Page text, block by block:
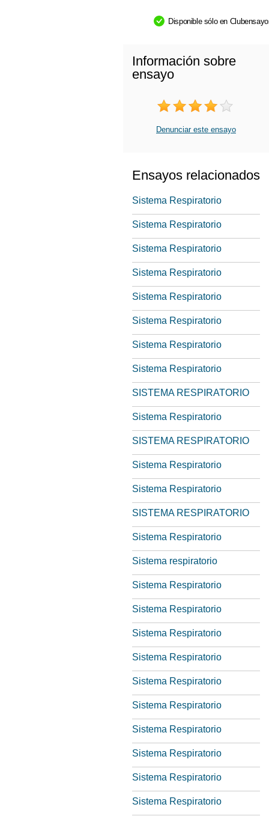
Disponible sólo en
Información sobre
ensayo
Denunciar este ensayo
Ensayos relacionados
Sistema Respiratorio
Sistema Respiratorio
Sistema Respiratorio
Sistema Respiratorio
Sistema Respiratorio
Sistema Respiratorio
Sistema Respiratorio
Sistema Respiratorio
SISTEMA RESPIRATORIO
Sistema Respiratorio
SISTEMA RESPIRATORIO
Sistema Respiratorio
Sistema Respiratorio
SISTEMA RESPIRATORIO
Sistema Respiratorio
Sistema respiratorio
Sistema Respiratorio
Sistema Respiratorio
Sistema Respiratorio
Sistema Respiratorio
Sistema Respiratorio
Sistema Respiratorio
Sistema Respiratorio
Sistema Respiratorio
Sistema Respiratorio
Sistema Respiratorio